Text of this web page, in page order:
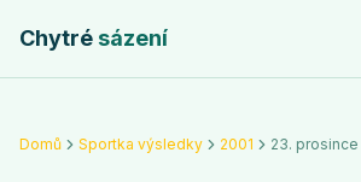
Chytrésázení
Domů Sportka výsledky 2001 23. prosince